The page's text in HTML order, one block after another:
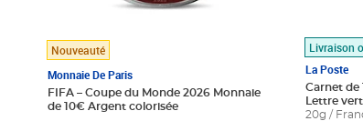
Nouveauté
Monnaie De Paris
FIFA – Coupe du Monde 2026 Monnaie
de 10€ Argent colorisée
Livraison
La Poste
Carnet de
Lettre
20g /